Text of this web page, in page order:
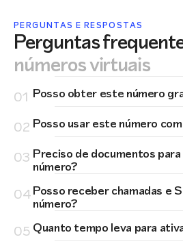
PERGUNTAS E RESPOSTAS
Perguntas
números virtuais
01 Posso obter este número
02 Posso usar este número
03 Preciso de documentos
número?
04Posso receber chamadas e
número?
05 Quanto tempo leva para